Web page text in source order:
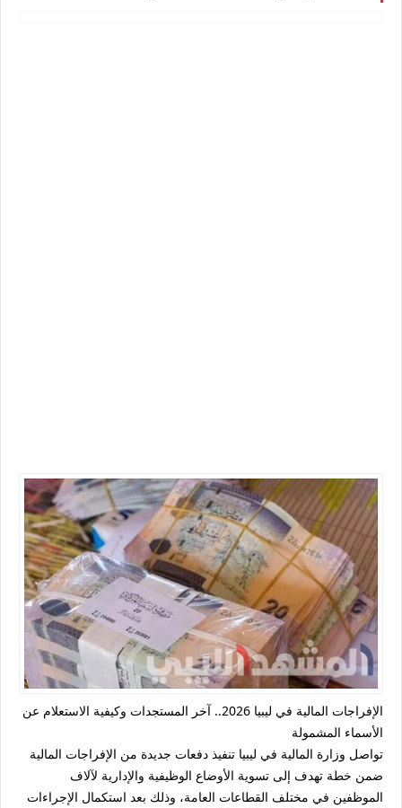
الإفراجات المالية في ليبيا 2026.. آخر المستجدات وكيفية الاستعلام عن
الأسماء المشمولة
تواصل وزارة المالية في ليبيا تنفيذ دفعات جديدة من الإفراجات المالية
ضمن خطة تهدف إلى تسوية الأوضاع الوظيفية والإدارية لآلاف
الموظفين في مختلف القطاعات العامة، وذلك بعد استكمال الإجراءات